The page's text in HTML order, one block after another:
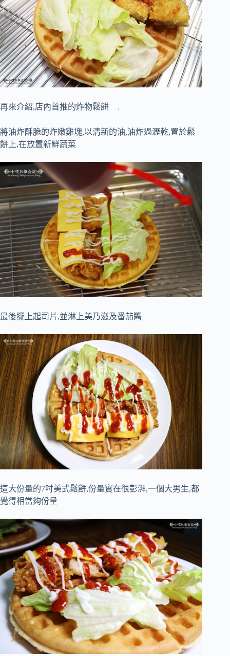
再來介紹,店內首推的炸物鬆餅
將油炸酥脆的炸嫩雞塊,以清新的油,油炸過瀝乾,置於鬆
餅上,在放置新鮮蔬菜
最後擺上起司片,並淋上美乃滋及番茄醬
這大份量的7吋美式鬆餅,份量實在很彭湃,一個大男生,都
覺得相當夠份量